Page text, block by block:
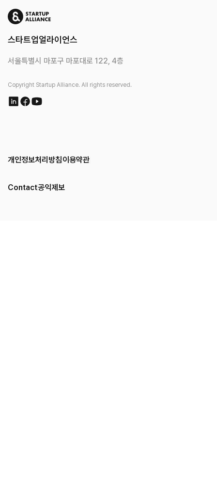
스타트업얼라이언스
서울특별시 마포구 마포대로 122, 4층
Copyright Startup Alliance. All rights reserved.
개인정보처리방침이용약관
Contact공익제보